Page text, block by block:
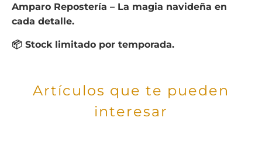
Amparo Repostería – La magia navideña en
cada detalle.
📦 Stock limitado por temporada.
Artículos que te pueden
interesar